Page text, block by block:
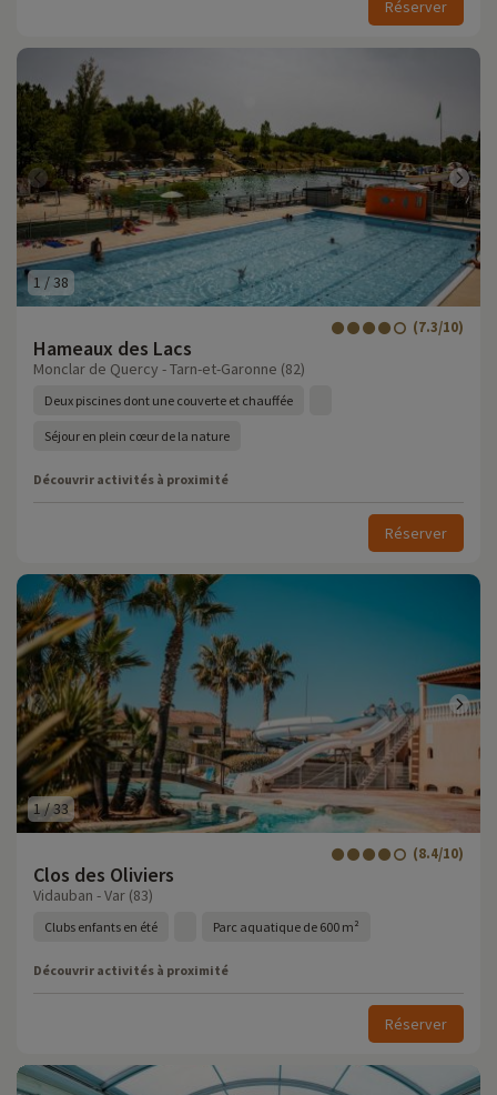
Réserver
1 /38
Hameaux des Lacs
(7.3/10)
Monclar de Quercy - Tarn-et-Garonne (82)
Deux piscines dont une couverte et chauffée
Séjour en plein cœur de la nature
Découvrir activités à proximité
Réserver
1/33
Clos des Oliviers
(8.4/10)
Vidauban - Var (83)
Clubs enfants en été Parc aquatique de 600 m²
Découvrir activités à proximité
Réserver